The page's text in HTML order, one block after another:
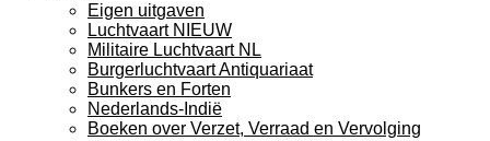
Eigen uitgaven
Luchtvaart NIEUW
Militaire Luchtvaart NL
Burgerluchtvaart Antiquariaat
Bunkers en Forten
Nederlands-Indië
Boeken over Verzet, Verraad en Vervolging